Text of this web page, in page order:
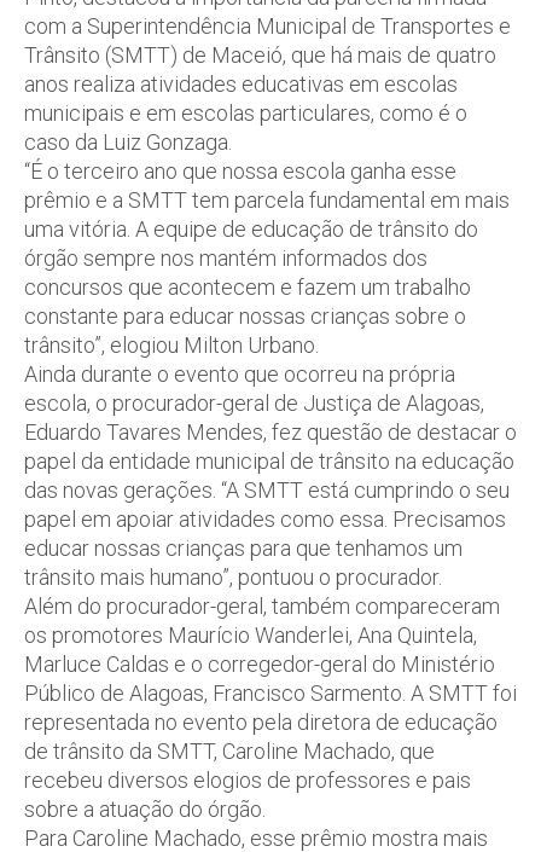
com a Superintendência Municipal de Transportes e
Trânsito (SMTT) de Maceió, que há mais de quatro
anos realiza atividades educativas em escolas
municipais e em escolas particulares, como é o
caso da Luiz Gonzaga.
“É o terceiro ano que nossa escola ganha esse
prêmio e a SMTT tem parcela fundamental em mais
uma vitória. A equipe de educação de trânsito do
órgão sempre nos mantém informados dos
concursos que acontecem e fazem um trabalho
constante para educar nossas crianças sobre o
trânsito”, elogiou Milton Urbano.
Ainda durante o evento que ocorreu na própria
escola, o procurador-geral de Justiça de Alagoas,
Eduardo Tavares Mendes, fez questão de destacar o
papel da entidade municipal de trânsito na educação
das novas gerações. “A SMTT está cumprindo o seu
papel em apoiar atividades como essa. Precisamos
educar nossas crianças para que tenhamos um
trânsito mais humano”, pontuou o procurador.
Além do procurador-geral, também compareceram
os promotores Maurício Wanderlei, Ana Quintela,
Marluce Caldas e o corregedor-geral do Ministério
Público de Alagoas, Francisco Sarmento. A SMTT foi
representada no evento pela diretora de educação
de trânsito da SMTT, Caroline Machado, que
recebeu diversos elogios de professores e pais
sobre a atuação do órgão.
Para Caroline Machado, esse prêmio mostra mais